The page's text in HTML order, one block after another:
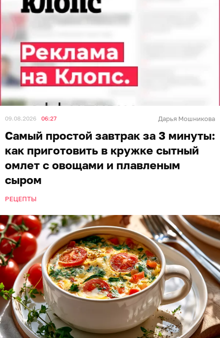
09.08.2026 06:27 Дарья Мошникова
Самый простой завтрак за 3 минуты:
как приготовить в кружке сытный
омлет с овощами и плавленым
сыром
РЕЦЕПТЫ